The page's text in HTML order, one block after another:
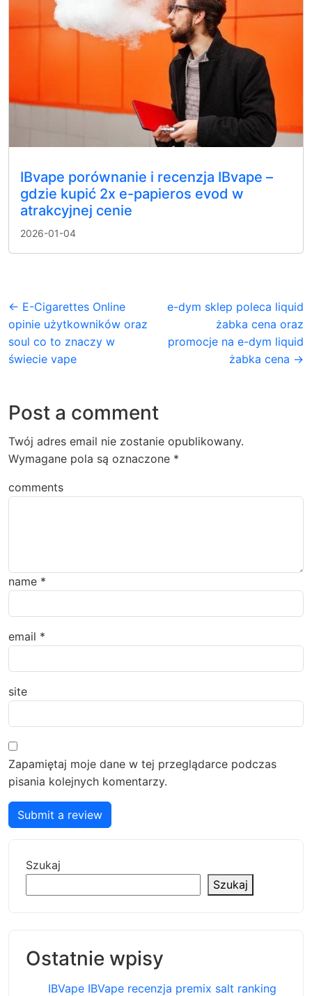
IBvape porównanie i recenzja IBvape –
gdzie kupić 2x e-papieros evod w
atrakcyjnej cenie
2026-01-04
← E-Cigarettes Online
opinie użytkowników oraz
soul co to znaczy w
świecie vape
e-dym sklep poleca liquid
żabka cena oraz
promocje na e-dym liquid
żabka cena →
Post a comment
Twój adres email nie zostanie opublikowany.
Wymagane pola są oznaczone *
comments
name *
email *
site
Zapamiętaj moje dane w tej przeglądarce podczas
pisania kolejnych komentarzy.
Submit a review
Szukaj
Szukaj
Ostatnie wpisy
IBVape IBVape recenzja premix salt ranking